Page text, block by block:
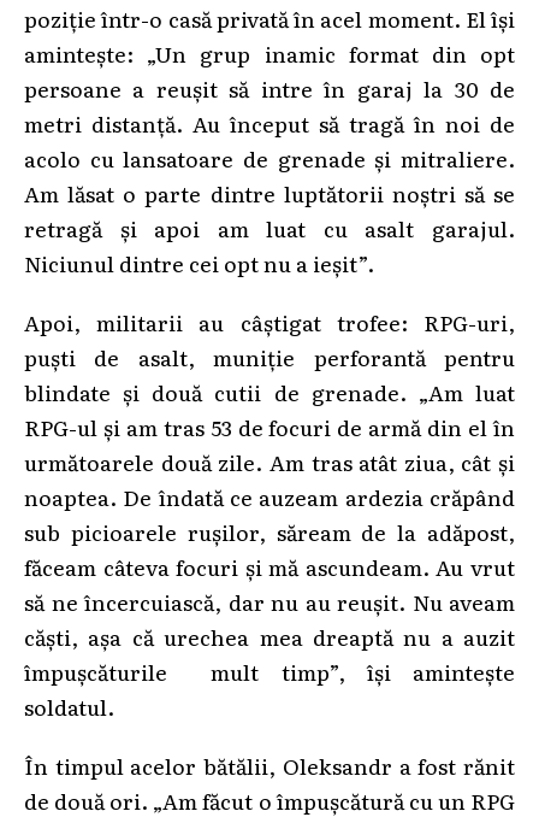
poziție într-o casă privată în acel moment. El își
amintește: „Un grup inamic format din opt
persoane a reușit să intre în garaj la 30 de
metri distanță. Au început să tragă în noi de
acolo cu lansatoare de grenade și mitraliere.
Am lăsat o parte dintre luptătorii noștri să se
retragă și apoi am luat cu asalt garajul.
Niciunul dintre cei opt nu a ieșit”.
Apoi, militarii au câștigat trofee: RPG-uri,
puști de asalt, muniție perforantă pentru
blindate și două cutii de grenade. „Am luat
RPG-ul și am tras 53 de focuri de armă din el în
următoarele două zile. Am tras atât ziua, cât și
noaptea. De îndată ce auzeam ardezia crăpând
sub picioarele rușilor, săream de la adăpost,
făceam câteva focuri și mă ascundeam. Au vrut
să ne încercuiască, dar nu au reușit. Nu aveam
căști, așa că urechea mea dreaptă nu a auzit
împușcăturile mult timp”, își amintește
soldatul.
În timpul acelor bătălii, Oleksandr a fost rănit
de două ori. „Am făcut o împușcătură cu un RPG